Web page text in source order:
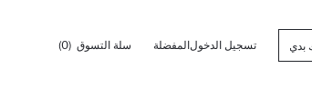
تسجيل الدخولالمفضلة سلة التسوق (0)